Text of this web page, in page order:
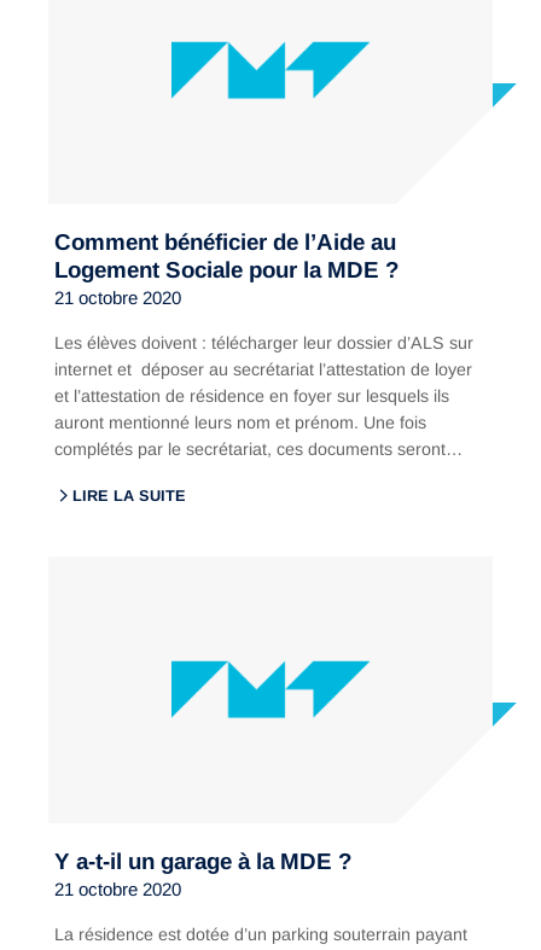
Comment bénéficier de l’Aide au
Logement Sociale pour la MDE ?
21 octobre 2020
Les élèves doivent : télécharger leur dossier d’ALS sur
internet et déposer au secrétariat l’attestation de loyer
et l’attestation de résidence en foyer sur lesquels ils
auront mentionné leurs nom et prénom. Une fois
complétés par le secrétariat, ces documents seront…
LIRE LA SUITE
Y a-t-il un garage à la MDE ?
21 octobre 2020
La résidence est dotée d’un parking souterrain payant